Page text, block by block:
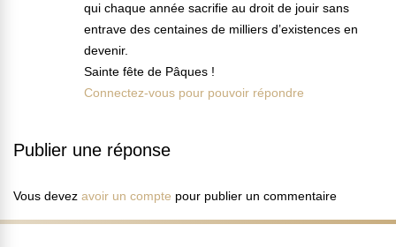
qui chaque année sacrifie au droit de jouir sans
entrave des centaines de milliers d’existences en
devenir.
Sainte fête de Pâques !
Connectez-vous pour pouvoir répondre
Publier une réponse
Vous devez avoir un compte pour publier un commentaire